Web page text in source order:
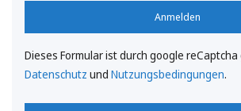
Anmelden
Dieses Formular ist durch google
Datenschutz und Nutzungsbedingungen.